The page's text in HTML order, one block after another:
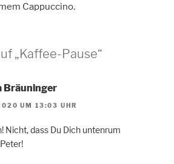
Cappuccino.
„Kaffee-Pause“
Bräuninger
UM 13:03 UHR
Nicht, dass Du Dich untenrum